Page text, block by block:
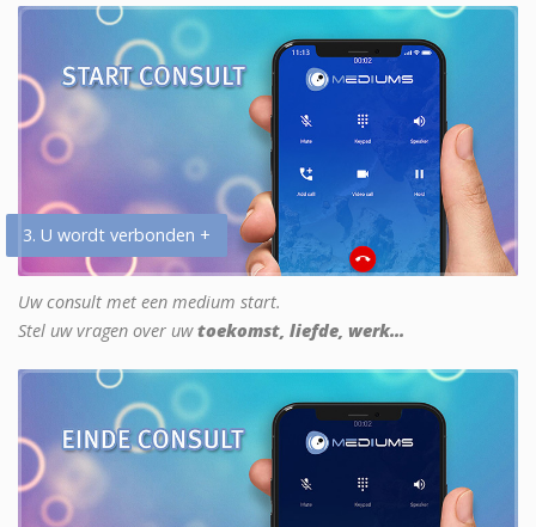
3. U wordt verbonden +
Uw consult met een medium start.
Stel uw vragen over uwtoekomst, liefde, werk...